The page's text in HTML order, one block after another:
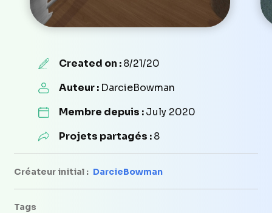
Created on :8/21/20
Auteur : DarcieBowman
Membre depuis :July 2020
Projets partagés :8
Créateur initial : DarcieBowman
Tags